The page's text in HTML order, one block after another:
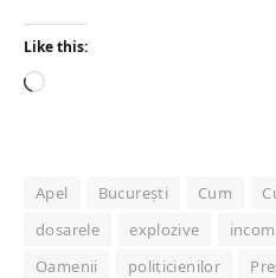
Like this:
Loading…
Apel București Cum
dosarele
explozive
Oamenii
politicienilor